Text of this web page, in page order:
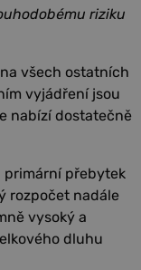
riziku
všech ostatních
vyjádření jsou
nabízí dostatečně
primární přebytek
rozpočet nadále
vysoký a
dluhu